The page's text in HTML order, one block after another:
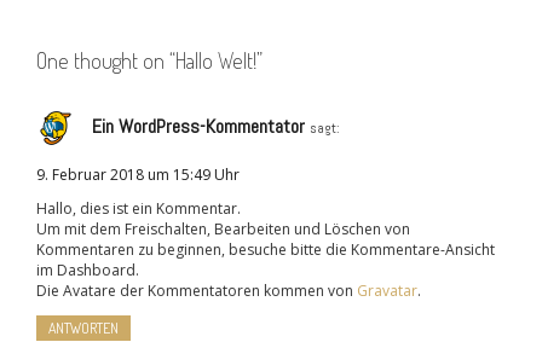
One thought on “Hallo Welt!”
Ein WordPress-Kommentator sagt:
9. Februar 2018 um 15:49 Uhr
Hallo, dies ist ein Kommentar.
Um mit dem Freischalten, Bearbeiten und Löschen von
Kommentaren zu beginnen, besuche bitte die Kommentare-Ansicht
im Dashboard.
Die Avatare der Kommentatoren kommen von Gravatar.
ANTWORTEN